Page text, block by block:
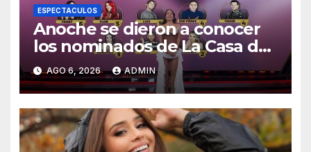
ESPECTACULOS
Anoche se dieron a conocer
los nominados de La Casa de
los Famosos México 2026 en
la segunda semana
AGO 6, 2026 ADMIN